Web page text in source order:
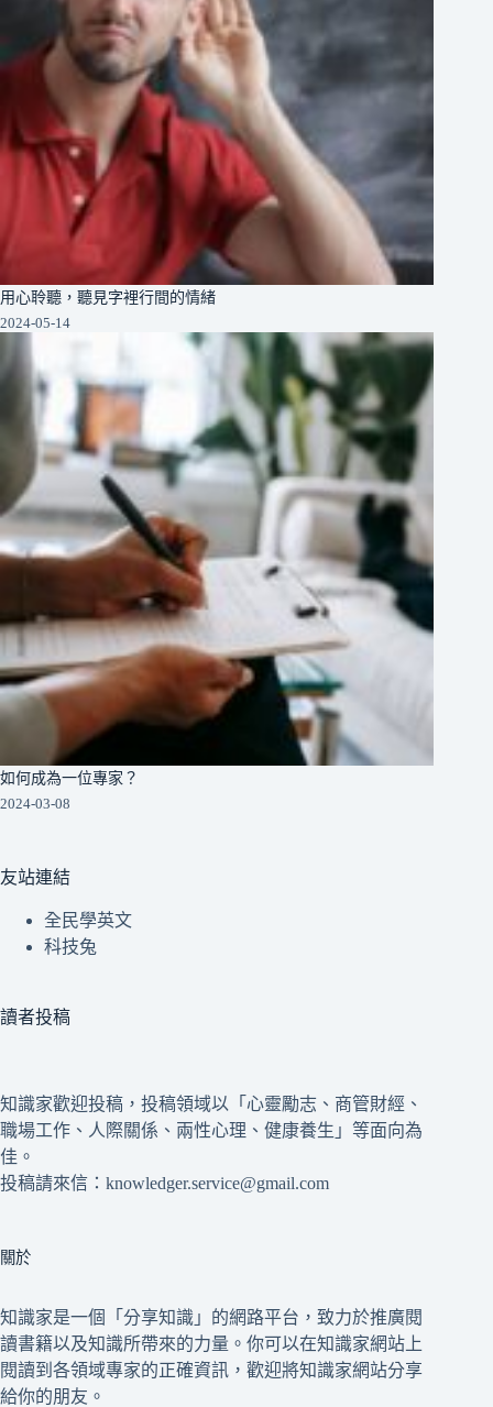
用心聆聽，聽見字裡行間的情緒
2024-05-14
如何成為一位專家？
2024-03-08
友站連結
全民學英文
科技兔
讀者投稿
知識家歡迎投稿，投稿領域以「心靈勵志、商管財經、
職場工作、人際關係、兩性心理、健康養生」等面向為
佳。
投稿請來信：knowledger.service@gmail.com
關於
知識家是一個「分享知識」的網路平台，致力於推廣閱
讀書籍以及知識所帶來的力量。你可以在知識家網站上
閱讀到各領域專家的正確資訊，歡迎將知識家網站分享
給你的朋友。